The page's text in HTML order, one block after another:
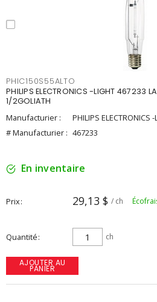
PHIC150S55ALTO
PHILIPS ELECTRONICS -LIGHT 467233
1/2GOLIATH
Manufacturier :
PHILIPS ELECTRONICS
# Manufacturier : 467233
En inventaire
Prix 29,13 $ / ch
Quantité ch
AJOUTER AU
PANIER